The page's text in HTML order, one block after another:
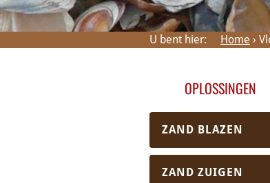
U bent hier: Home ›
OPLOSSINGEN
ZAND BLAZEN
ZAND ZUIGEN